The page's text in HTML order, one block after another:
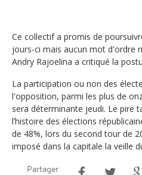
Ce collectif a promis de
jours-ci mais aucun mot d'ordre
Andry Rajoelina a critiqué la
La participation ou non des
l'opposition, parmi les plus de
sera déterminante jeudi. Le pire
l’histoire des élections
de 48%, lors du second tour de
imposé dans la capitale la veille
Partager